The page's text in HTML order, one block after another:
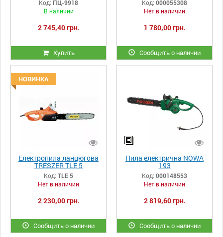
Код: ПЦ-9918
В наличии
2 745,40 грн.
Купить
Код: 000055308
Нет в наличии
1 780,00 грн.
Сообщить о наличии
НОВИНКА
Електропила ланцюгова
TRESZER TLE 5
Код: TLE 5
Нет в наличии
2 230,00 грн.
Сообщить о наличии
Пила електрична NOWA
193
Код: 000148553
Нет в наличии
2 819,60 грн.
Сообщить о наличии